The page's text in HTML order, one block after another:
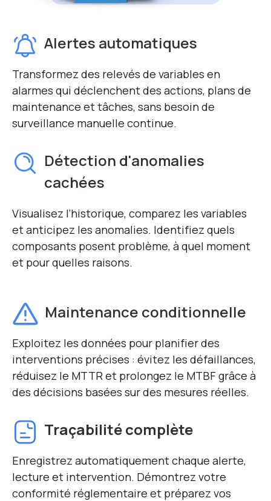
Alertes automatiques
Transformez des relevés de variables en
alarmes qui déclenchent des actions, plans de
maintenance et tâches, sans besoin de
surveillance manuelle continue.
Détection d'anomalies
cachées
Visualisez l’historique, comparez les variables
et anticipez les anomalies. Identifiez quels
composants posent problème, à quel moment
et pour quelles raisons.
Maintenance conditionnelle
Exploitez les données pour planifier des
interventions précises : évitez les défaillances,
réduisez le MTTR et prolongez le MTBF grâce à
des décisions basées sur des mesures réelles.
Traçabilité complète
Enregistrez automatiquement chaque alerte,
lecture et intervention. Démontrez votre
conformité réglementaire et préparez vos